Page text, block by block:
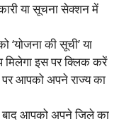
या सूचना सेक्शन में
की सूची’ या
मिलेगा इस पर क्लिक करें
आपको अपने राज्य का
आपको अपने जिले का